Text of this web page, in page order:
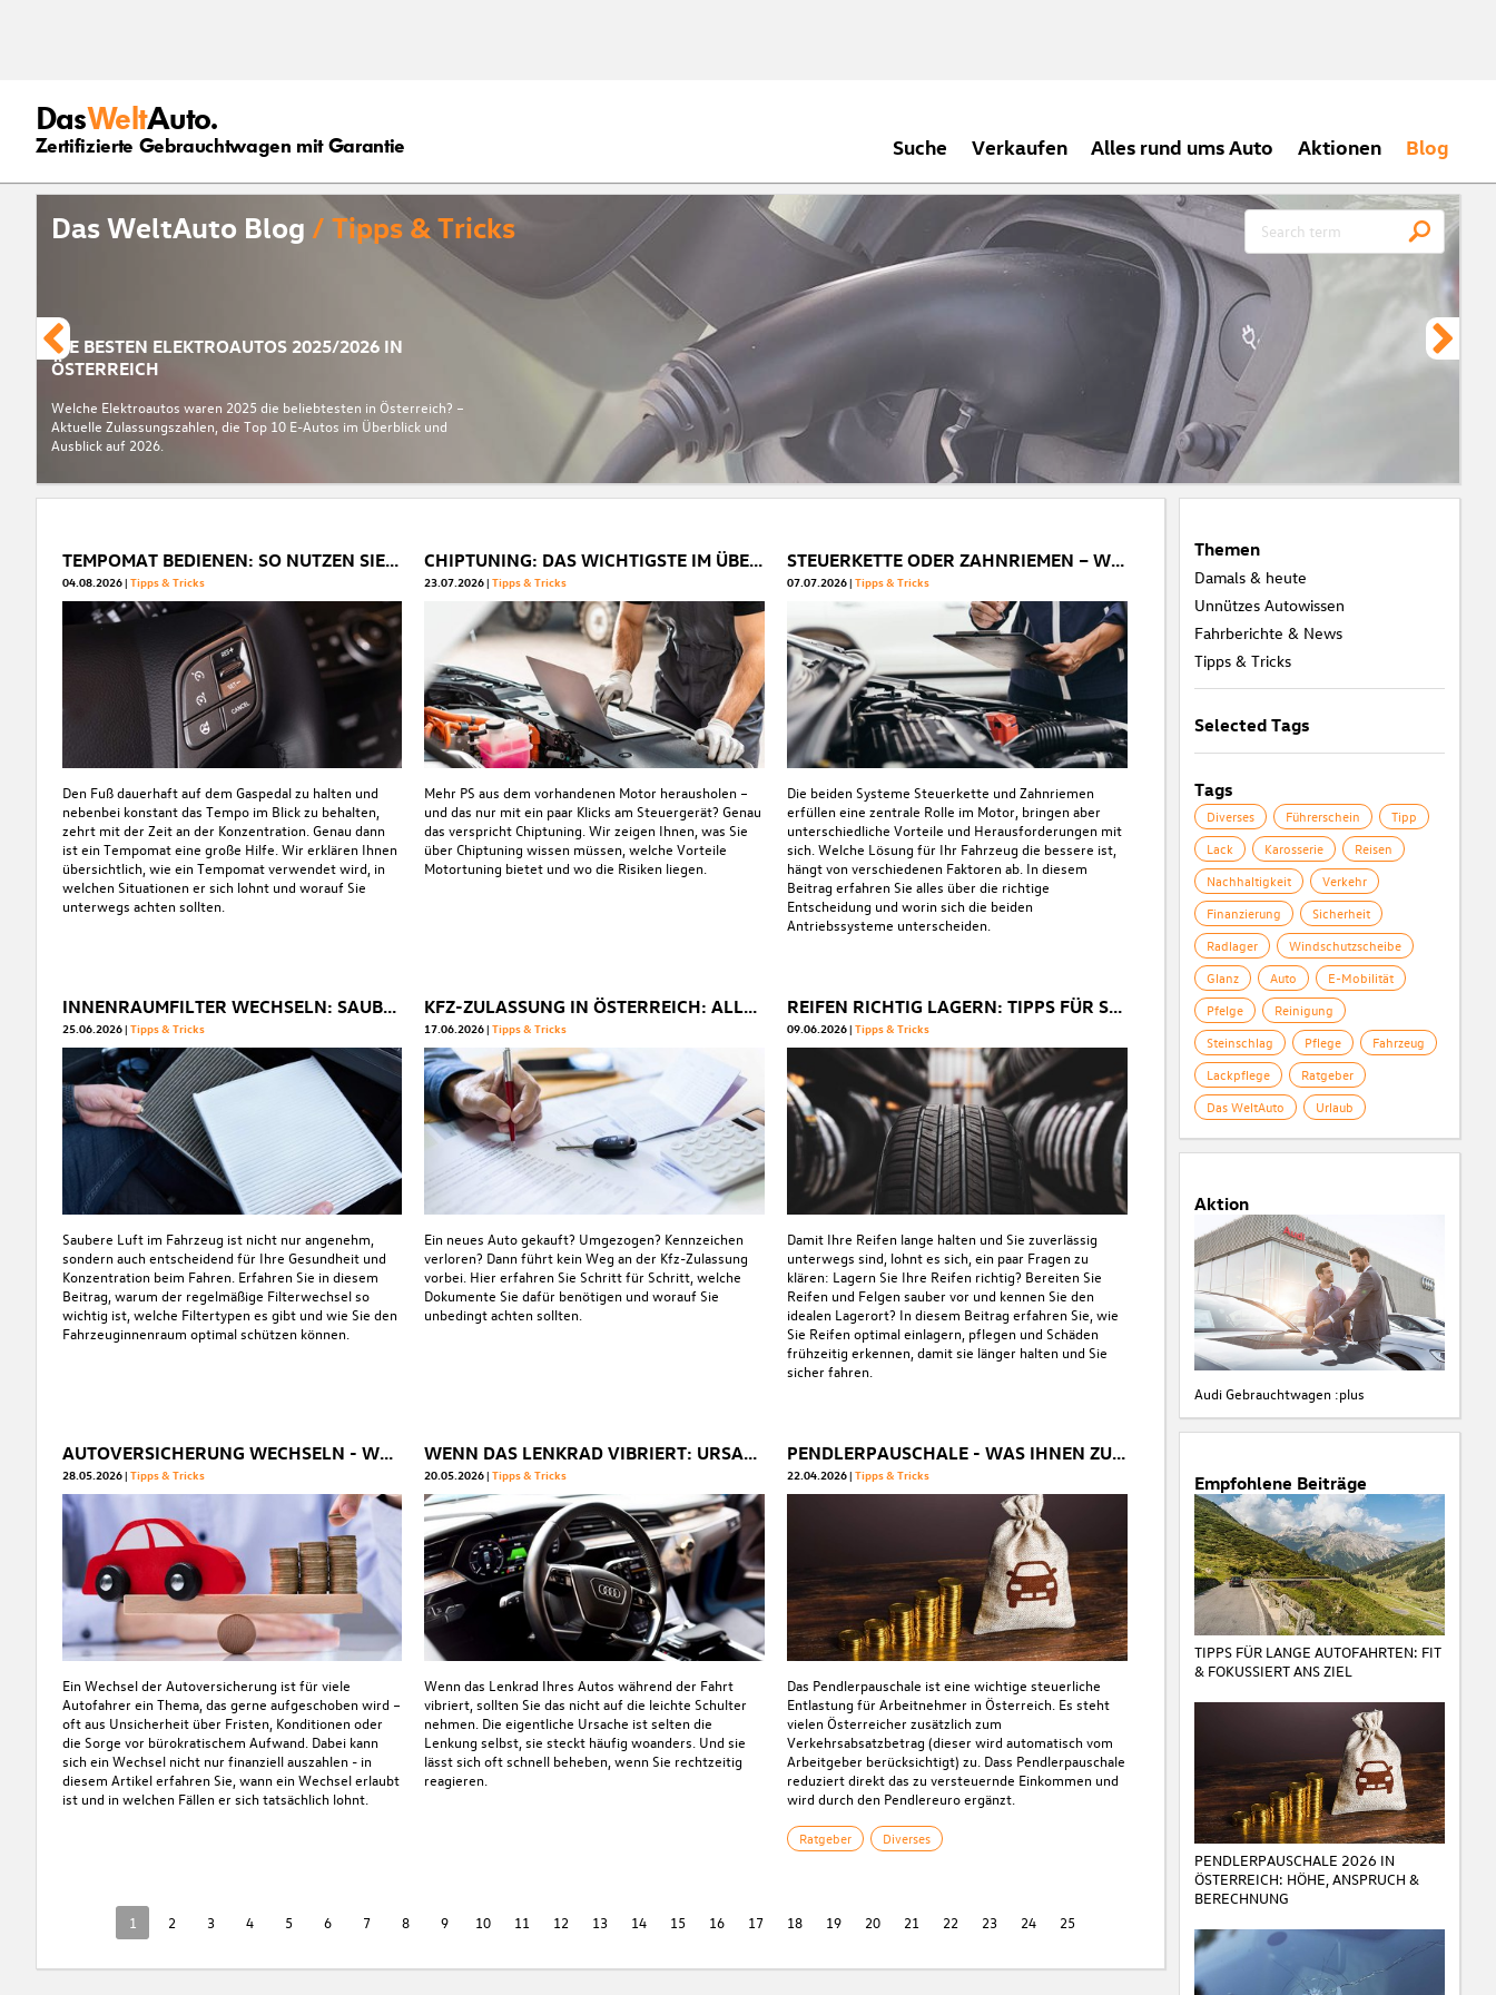
DasWeltAuto.
Zertifizierte Gebrauchtwagen mit Garantie Suche Verkaufen Alles rund ums Auto Aktionen Blog
Das WeltAuto Blog / Tipps & Tricks
DIE BESTEN ELEKTROAUTOS 2025/2026 IN
ÖSTERREICH
Welche Elektroautos waren 2025 die beliebtesten in Österreich? –
Aktuelle Zulassungszahlen, die Top 10 E-Autos im Überblick und
Ausblick auf 2026.
TEMPOMAT BEDIENEN: SO NUTZEN SIE IHN OPTIMAL
04.08.2026 Tipps & Tricks
Den Fuß dauerhaft auf dem Gaspedal zu halten und
nebenbei konstant das Tempo im Blick zu behalten,
zehrt mit der Zeit an der Konzentration. Genau dann
ist ein Tempomat eine große Hilfe. Wir erklären Ihnen
übersichtlich, wie ein Tempomat verwendet wird, in
welchen Situationen er sich lohnt und worauf Sie
unterwegs achten sollten.
CHIPTUNING: DAS WICHTIGSTE IM ÜBERBLICK
23.07.2026 Tipps & Tricks
Mehr PS aus dem vorhandenen Motor herausholen –
und das nur mit ein paar Klicks am Steuergerät? Genau
das verspricht Chiptuning. Wir zeigen Ihnen, was Sie
über Chiptuning wissen müssen, welche Vorteile
Motortuning bietet und wo die Risiken liegen.
STEUERKETTE ODER ZAHNRIEMEN – WAS IST BESSER FÜR IHR AUTO?
07.07.2026 Tipps & Tricks
Die beiden Systeme Steuerkette und Zahnriemen
erfüllen eine zentrale Rolle im Motor, bringen aber
unterschiedliche Vorteile und Herausforderungen mit
sich. Welche Lösung für Ihr Fahrzeug die bessere ist,
hängt von verschiedenen Faktoren ab. In diesem
Beitrag erfahren Sie alles über die richtige
Entscheidung und worin sich die beiden
Antriebssysteme unterscheiden.
INNENRAUMFILTER WECHSELN: SAUBERE LUFT IM AUTO GARANTIERT
25.06.2026 Tipps & Tricks
Saubere Luft im Fahrzeug ist nicht nur angenehm,
sondern auch entscheidend für Ihre Gesundheit und
Konzentration beim Fahren. Erfahren Sie in diesem
Beitrag, warum der regelmäßige Filterwechsel so
wichtig ist, welche Filtertypen es gibt und wie Sie den
Fahrzeuginnenraum optimal schützen können.
KFZ-ZULASSUNG IN ÖSTERREICH: ALLES, WAS SIE WISSEN MÜSSEN
17.06.2026 Tipps & Tricks
Ein neues Auto gekauft? Umgezogen? Kennzeichen
verloren? Dann führt kein Weg an der Kfz-Zulassung
vorbei. Hier erfahren Sie Schritt für Schritt, welche
Dokumente Sie dafür benötigen und worauf Sie
unbedingt achten sollten.
REIFEN RICHTIG LAGERN: TIPPS FÜR SOMMER- UND WINTERREIFEN
09.06.2026 Tipps & Tricks
Damit Ihre Reifen lange halten und Sie zuverlässig
unterwegs sind, lohnt es sich, ein paar Fragen zu
klären: Lagern Sie Ihre Reifen richtig? Bereiten Sie
Reifen und Felgen sauber vor und kennen Sie den
idealen Lagerort? In diesem Beitrag erfahren Sie, wie
Sie Reifen optimal einlagern, pflegen und Schäden
frühzeitig erkennen, damit sie länger halten und Sie
sicher fahren.
AUTOVERSICHERUNG WECHSELN - WANN ES MÖGLICH IST UND SICH LOHNT
28.05.2026 Tipps & Tricks
Ein Wechsel der Autoversicherung ist für viele
Autofahrer ein Thema, das gerne aufgeschoben wird –
oft aus Unsicherheit über Fristen, Konditionen oder
die Sorge vor bürokratischem Aufwand. Dabei kann
sich ein Wechsel nicht nur finanziell auszahlen - in
diesem Artikel erfahren Sie, wann ein Wechsel erlaubt
ist und in welchen Fällen er sich tatsächlich lohnt.
WENN DAS LENKRAD VIBRIERT: URSACHEN, RISIKEN UND WAS JETZT ZU TUN IST
20.05.2026 Tipps & Tricks
Wenn das Lenkrad Ihres Autos während der Fahrt
vibriert, sollten Sie das nicht auf die leichte Schulter
nehmen. Die eigentliche Ursache ist selten die
Lenkung selbst, sie steckt häufig woanders. Und sie
lässt sich oft schnell beheben, wenn Sie rechtzeitig
reagieren.
PENDLERPAUSCHALE - WAS IHNEN ZUSTEHT
22.04.2026 Tipps & Tricks
Das Pendlerpauschale ist eine wichtige steuerliche
Entlastung für Arbeitnehmer in Österreich. Es steht
vielen Österreicher zusätzlich zum
Verkehrsabsatzbetrag (dieser wird automatisch vom
Arbeitgeber berücksichtigt) zu. Dass Pendlerpauschale
reduziert direkt das zu versteuernde Einkommen und
wird durch den Pendlereuro ergänzt.
Ratgeber Diverses
1 2 3 4 5 6 7 8 9 10 11 12 13 14 15 16 17 18 19 20 21 22 23 24 25
Themen
Damals & heute
Unnützes Autowissen
Fahrberichte & News
Tipps & Tricks
Selected Tags
Tags
Diverses Führerschein
Tipp
Lack
Karosserie
Reisen
Nachhaltigkeit
Verkehr
Finanzierung
Sicherheit
Radlager
Windschutzscheibe
Glanz
Auto
E-Mobilität
Pfelge
Reinigung
Steinschlag
Pflege
Fahrzeug
Lackpflege
Ratgeber
Das WeltAuto
Urlaub
Aktion
Audi Gebrauchtwagen :plus
Empfohlene Beiträge
TIPPS FÜR LANGE AUTOFAHRTEN: FIT
& FOKUSSIERT ANS ZIEL
PENDLERPAUSCHALE 2026 IN
ÖSTERREICH: HÖHE, ANSPRUCH &
BERECHNUNG